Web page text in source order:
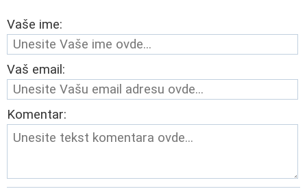
Vaše ime:
Vaš email:
Komentar: